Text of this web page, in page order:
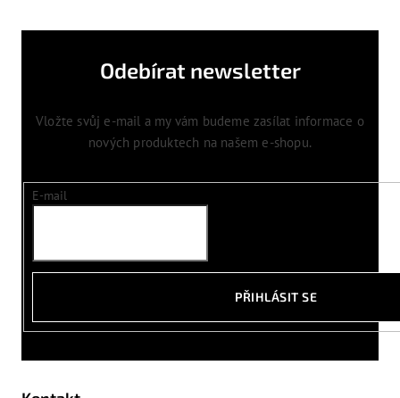
Odebírat newsletter
Vložte svůj e-mail a my vám budeme zasílat informace o
nových produktech na našem e-shopu.
E-mail
PŘIHLÁSIT SE